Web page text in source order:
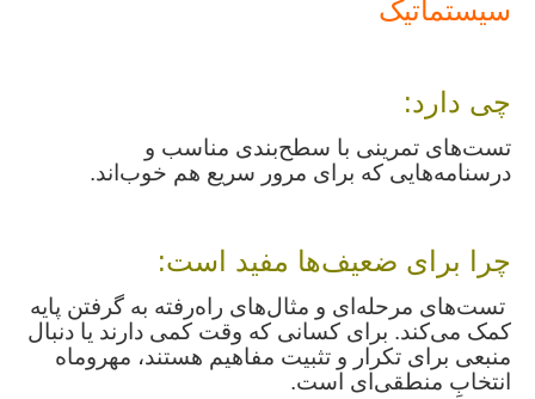
سیستماتیک
چی دارد:
تست‌های تمرینی با سطح‌بندی مناسب و
درسنامه‌هایی که برای مرور سریع هم خوب‌اند.
چرا برای ضعیف‌ها مفید است:
تست‌های مرحله‌ای و مثال‌های راه‌رفته به گرفتن پایه
کمک می‌کند. برای کسانی که وقت کمی دارند یا دنبال
منبعی برای تکرار و تثبیت مفاهیم هستند، مهروماه
انتخابِ منطقی‌ای است.